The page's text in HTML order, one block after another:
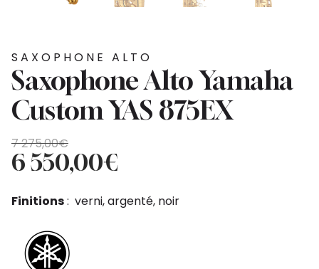
SAXOPHONE ALTO
Saxophone Alto Yamaha
Custom YAS 875EX
7 275,00€
Le
prix
initial
était :
275,00€.
6 550,00€
Le
prix
actuel
est :
550,00€.
Finitions: verni, argenté, noir